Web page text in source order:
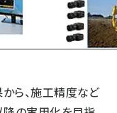
ら、施工精度など